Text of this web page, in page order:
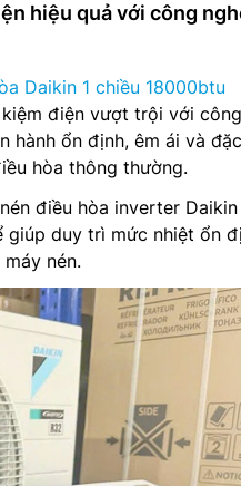
hiệu quả với công
Daikin 1 chiều 18000btu
điện vượt trội với
hành ổn định, êm ái và
hòa thông thường.
điều hòa inverter Daikin
giúp duy trì mức nhiệt ổn
nén.